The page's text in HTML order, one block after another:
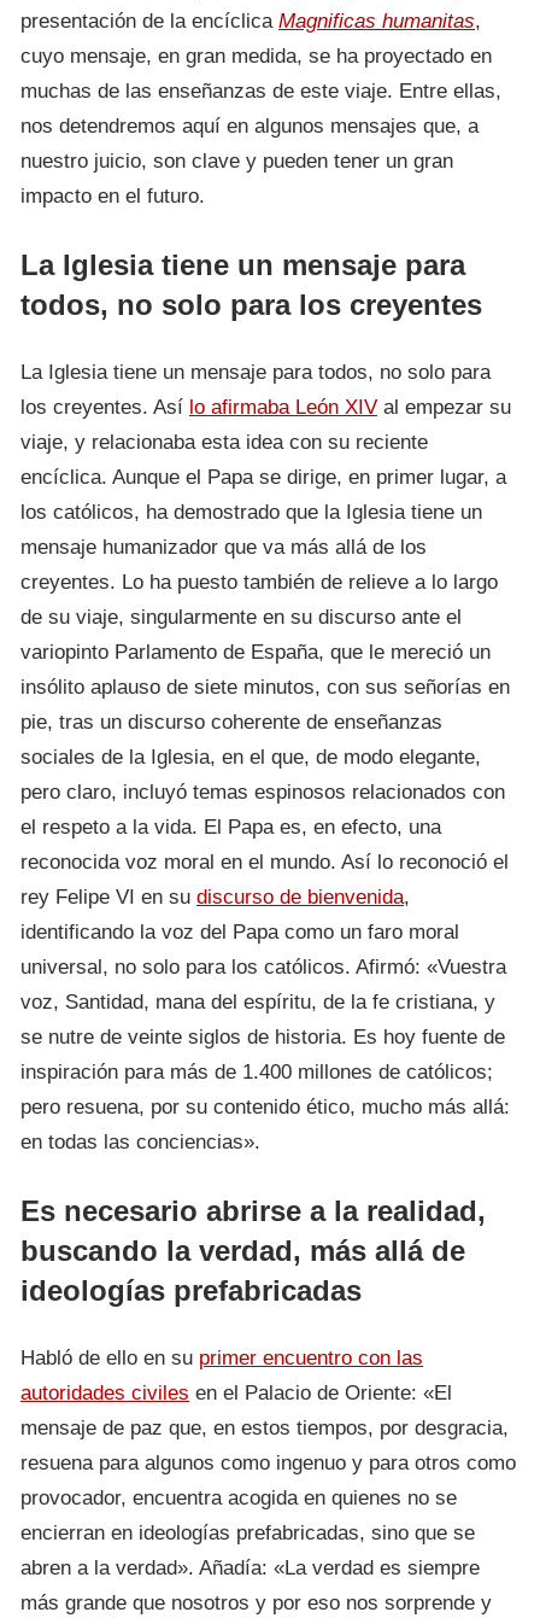
presentación de la encíclica Magnificas humanitas,
cuyo mensaje, en gran medida, se ha proyectado en
muchas de las enseñanzas de este viaje. Entre ellas,
nos detendremos aquí en algunos mensajes que, a
nuestro juicio, son clave y pueden tener un gran
impacto en el futuro.
La Iglesia tiene un mensaje para
todos, no solo para los creyentes
La Iglesia tiene un mensaje para todos, no solo para
los creyentes. Así lo afirmaba León XIV al empezar su
viaje, y relacionaba esta idea con su reciente
encíclica. Aunque el Papa se dirige, en primer lugar, a
los católicos, ha demostrado que la Iglesia tiene un
mensaje humanizador que va más allá de los
creyentes. Lo ha puesto también de relieve a lo largo
de su viaje, singularmente en su discurso ante el
variopinto Parlamento de España, que le mereció un
insólito aplauso de siete minutos, con sus señorías en
pie, tras un discurso coherente de enseñanzas
sociales de la Iglesia, en el que, de modo elegante,
pero claro, incluyó temas espinosos relacionados con
el respeto a la vida. El Papa es, en efecto, una
reconocida voz moral en el mundo. Así lo reconoció el
rey Felipe VI en su discurso de bienvenida,
identificando la voz del Papa como un faro moral
universal, no solo para los católicos. Afirmó: «Vuestra
voz, Santidad, mana del espíritu, de la fe cristiana, y
se nutre de veinte siglos de historia. Es hoy fuente de
inspiración para más de 1.400 millones de católicos;
pero resuena, por su contenido ético, mucho más allá:
en todas las conciencias».
Es necesario abrirse a la realidad,
buscando la verdad, más allá de
ideologías prefabricadas
Habló de ello en su primer encuentro con las
autoridades civiles en el Palacio de Oriente: «El
mensaje de paz que, en estos tiempos, por desgracia,
resuena para algunos como ingenuo y para otros como
provocador, encuentra acogida en quienes no se
encierran en ideologías prefabricadas, sino que se
abren a la verdad». Añadía: «La verdad es siempre
más grande que nosotros y por eso nos sorprende y